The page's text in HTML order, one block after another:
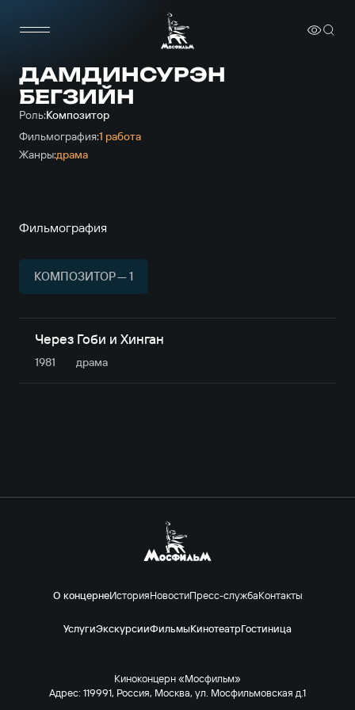
ДАМДИНСУРЭН
БЕГЗИЙН
Роль:Композитор
Фильмография:1 работа
Жанры:драма
Фильмография
КОМПОЗИТОР — 1
Через Гоби и Хинган
1981 драма
О концернеИсторияНовостиПресс-службаКонтакты
УслугиЭкскурсииФильмыКинотеатрГостиница
Киноконцерн «Мосфильм»
Адрес: 119991, Россия, Москва, ул. Мосфильмовская д.1